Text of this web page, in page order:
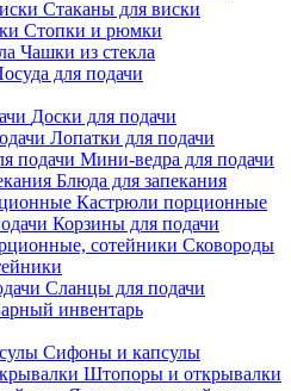
Стаканы для виски
Стопки и рюмки
Чашки из стекла
для подачи
Доски для подачи
Лопатки для подачи
Мини-ведра для подачи
Блюда для запекания
Кастрюли порционные
Корзины для подачи
Сковороды
Сланцы для подачи
инвентарь
Сифоны и капсулы
Штопоры и открывалки